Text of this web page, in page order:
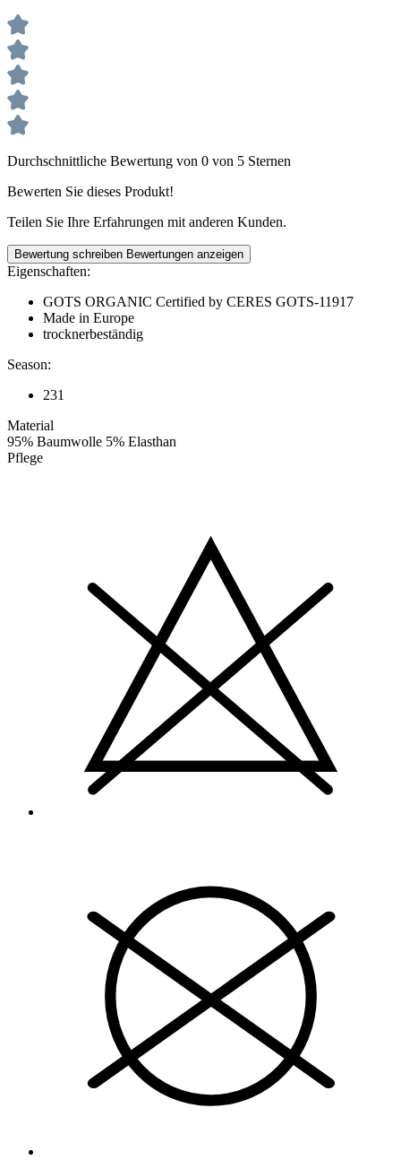
Durchschnittliche Bewertung von 0 von 5 Sternen
Bewerten Sie dieses Produkt!
Teilen Sie Ihre Erfahrungen mit anderen Kunden.
Bewertung schreiben Bewertungen anzeigen
Eigenschaften:
GOTS ORGANIC Certified by CERES GOTS-11917
Made in Europe
trocknerbeständig
Season:
231
Material
95% Baumwolle 5% Elasthan
Pflege